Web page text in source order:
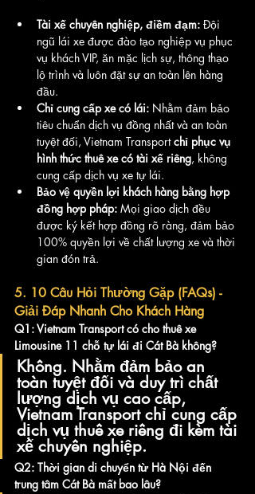
Tài xế chuyên nghiệp, điềm đạm: Đội
ngũ lái xe được đào tạo nghiệp vụ phục
vụ khách VIP, ăn mặc lịch sự, thông thạo
lộ trình và luôn đặt sự an toàn lên hàng
đầu.
Chỉ cung cấp xe có lái: Nhằm đảm bảo
tiêu chuẩn dịch vụ đồng nhất và an toàn
tuyệt đối, Vietnam Transport chỉ phục vụ
hình thức thuê xe có tài xế riêng, không
cung cấp dịch vụ xe tự lái.
Bảo vệ quyền lợi khách hàng bằng hợp
đồng hợp pháp: Mọi giao dịch đều
được ký kết hợp đồng rõ ràng, đảm bảo
100% quyền lợi về chất lượng xe và thời
gian đón trả.
5. 10 Câu Hỏi Thường Gặp (FAQs) -
Giải Đáp Nhanh Cho Khách Hàng
Q1: Vietnam Transport có cho thuê xe
Limousine 11 chỗ tự lái đi Cát Bà không?
Không. Nhằm đảm bảo an
toàn tuyệt đối và duy trì chất
lượng dịch vụ cao cấp,
Vietnam Transport chỉ cung cấp
dịch vụ thuê xe riêng đi kèm tài
xế chuyên nghiệp.
Q2: Thời gian di chuyển từ Hà Nội đến
trung tâm Cát Bà mất bao lâu?